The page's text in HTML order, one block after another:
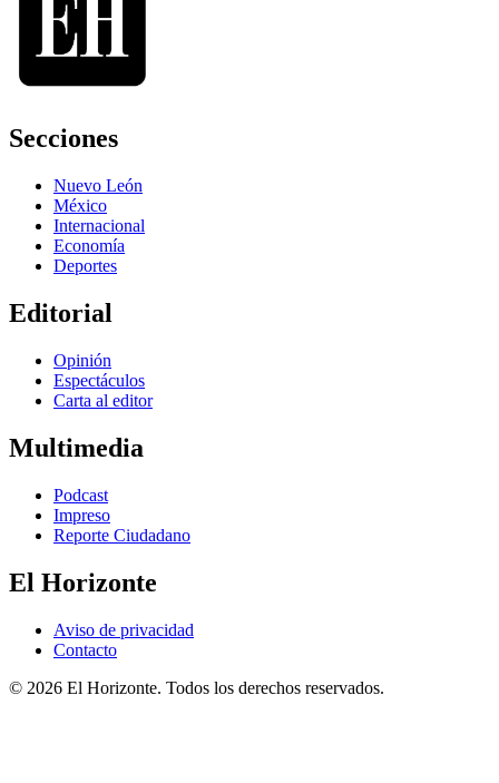
Secciones
Nuevo León
México
Internacional
Economía
Deportes
Editorial
Opinión
Espectáculos
Carta al editor
Multimedia
Podcast
Impreso
Reporte Ciudadano
El Horizonte
Aviso de privacidad
Contacto
© 2026 El Horizonte. Todos los derechos reservados.